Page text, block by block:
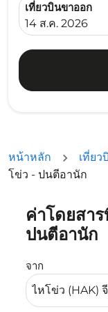
เที่ยวบินขาออก
fc-booking-
14 ส.ค. 2026
หน้าหลัก เที่ยว
โข่ว - ปนตีอานัก
ค่าโดยสา
ปนตีอานัก
จาก
ลองอัปเดตเส้น